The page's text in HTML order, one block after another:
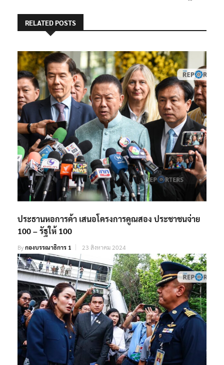
RELATED POSTS
ประธานหอการค้า เสนอโครงการคูณสอง ประชาชนจ่าย
100 – รัฐให้ 100
Byกองบรรณาธิการ 1 23 สิงหาคม 2024